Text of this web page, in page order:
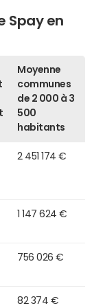
Spay en
Moyenne
communes
de 2 000 à 3
500
habitants
2 451 174 €
1 147 624 €
756 026 €
82 374 €